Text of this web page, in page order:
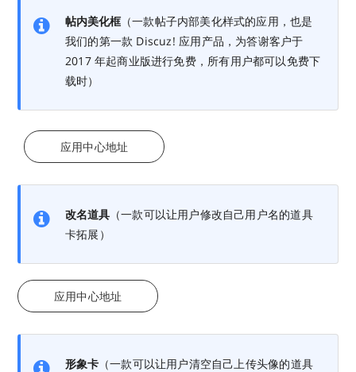
帖内美化框（一款帖子内部美化样式的应用，也是
我们的第一款 Discuz! 应用产品，为答谢客户于
2017 年起商业版进行免费，所有用户都可以免费下
载时）
应用中心地址
改名道具 （一款可以让用户修改自己用户名的道具
卡拓展）
应用中心地址
形象卡 （一款可以让用户清空自己上传头像的道具